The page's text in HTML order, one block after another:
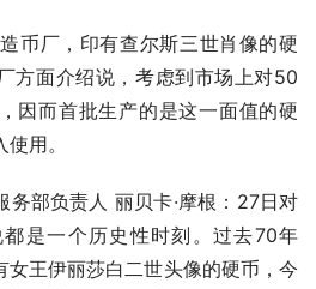
币厂，印有查尔斯三世肖像的硬
方面介绍说，考虑到市场上对50
因而首批生产的是这一面值的硬
用。
务部负责人 丽贝卡·摩根：27日对
是一个历史性时刻。过去70年
女王伊丽莎白二世头像的硬币，今